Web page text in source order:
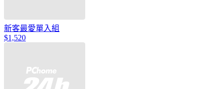
新客最愛單入組
$1,520